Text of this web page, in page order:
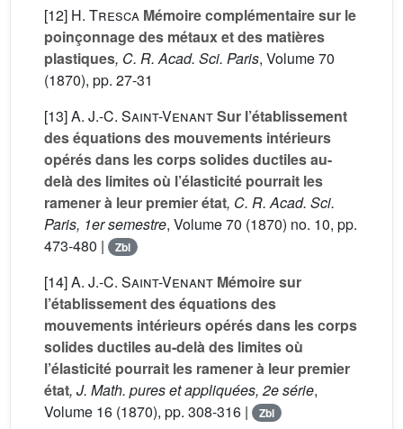
[12] H. Tresca Mémoire complémentaire sur le
poinçonnage des métaux et des matières
plastiques, C. R. Acad. Sci. Paris, Volume 70
(1870), pp. 27-31
[13]A. J.-C. Saint-VenantSur l’établissement
des équations des mouvements intérieurs
opérés dans les corps solides ductiles au-
delà des limites où l’élasticité pourrait les
ramener à leur premier état, C. R. Acad. Sci.
Paris, 1er semestre, Volume 70 (1870) no. 10, pp.
473-480 |
Zbl
[14]A. J.-C. Saint-Venant Mémoire sur
l’établissement des équations des
mouvements intérieurs opérés dans les corps
solides ductiles au-delà des limites où
l’élasticité pourrait les ramener à leur premier
état, J. Math. pures et appliquées, 2e série,
Volume 16 (1870), pp. 308-316 | Zbl